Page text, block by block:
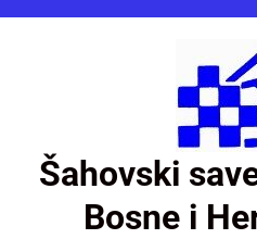
Šahovski
Bosne i